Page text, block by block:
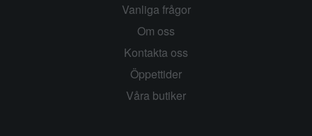
Vanliga frågor
Om oss
Kontakta oss
Öppettider
Våra butiker